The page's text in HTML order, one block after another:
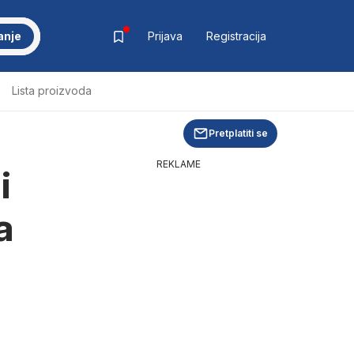
Prijava Registracija
Lista proizvoda
Pretplatiti se
REKLAME